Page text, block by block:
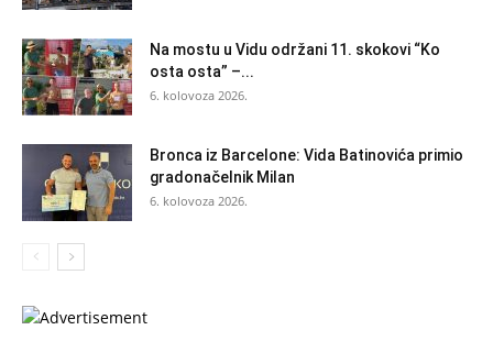
Na mostu u Vidu održani 11. skokovi “Ko
osta osta” –...
6. kolovoza 2026.
Bronca iz Barcelone: Vida Batinovića primio
gradonačelnik Milan
6. kolovoza 2026.